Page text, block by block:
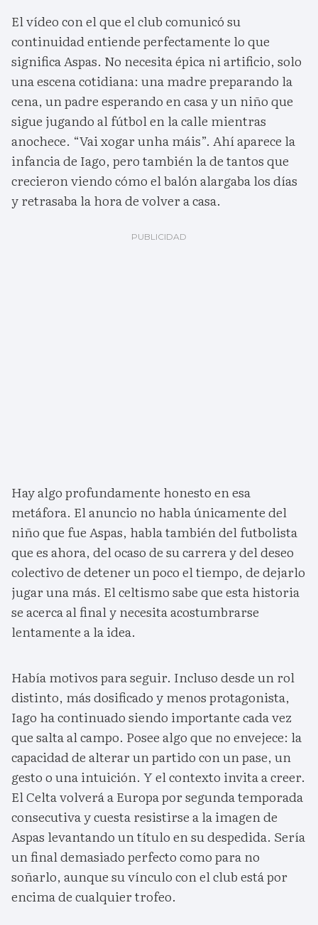
El vídeo con el que el club comunicó su
continuidad entiende perfectamente lo que
significa Aspas. No necesita épica ni artificio, solo
una escena cotidiana: una madre preparando la
cena, un padre esperando en casa y un niño que
sigue jugando al fútbol en la calle mientras
anochece. “Vai xogar unha máis”. Ahí aparece la
infancia de Iago, pero también la de tantos que
crecieron viendo cómo el balón alargaba los días
y retrasaba la hora de volver a casa.
Hay algo profundamente honesto en esa
metáfora. El anuncio no habla únicamente del
niño que fue Aspas, habla también del futbolista
que es ahora, del ocaso de su carrera y del deseo
colectivo de detener un poco el tiempo, de dejarlo
jugar una más. El celtismo sabe que esta historia
se acerca al final y necesita acostumbrarse
lentamente a la idea.
Había motivos para seguir. Incluso desde un rol
distinto, más dosificado y menos protagonista,
Iago ha continuado siendo importante cada vez
que salta al campo. Posee algo que no envejece: la
capacidad de alterar un partido con un pase, un
gesto o una intuición. Y el contexto invita a creer.
El Celta volverá a Europa por segunda temporada
consecutiva y cuesta resistirse a la imagen de
Aspas levantando un título en su despedida. Sería
un final demasiado perfecto como para no
soñarlo, aunque su vínculo con el club está por
encima de cualquier trofeo.